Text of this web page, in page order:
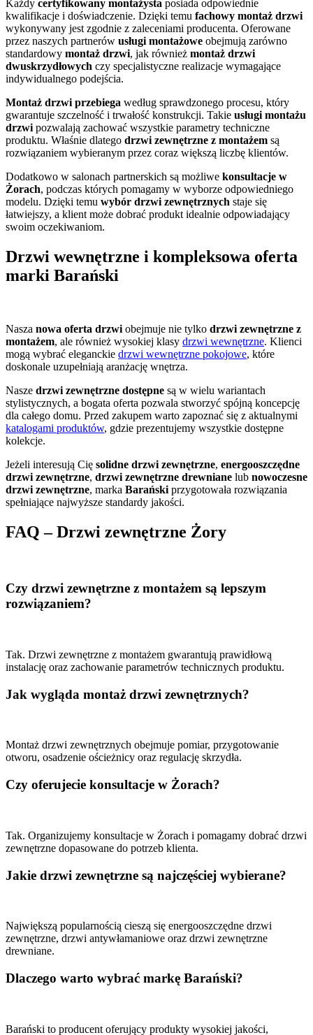
Każdy certyfikowany montażysta posiada odpowiednie
kwalifikacje i doświadczenie. Dzięki temu fachowy montaż drzwi
wykonywany jest zgodnie z zaleceniami producenta. Oferowane
przez naszych partnerów usługi montażowe obejmują zarówno
standardowy montaż drzwi, jak również montaż drzwi
dwuskrzydłowych czy specjalistyczne realizacje wymagające
indywidualnego podejścia.
Montaż drzwi przebiega według sprawdzonego procesu, który
gwarantuje szczelność i trwałość konstrukcji. Takie usługi montażu
drzwi pozwalają zachować wszystkie parametry techniczne
produktu. Właśnie dlatego drzwi zewnętrzne z montażem są
rozwiązaniem wybieranym przez coraz większą liczbę klientów.
Dodatkowo w salonach partnerskich są możliwe konsultacje w
Żorach, podczas których pomagamy w wyborze odpowiedniego
modelu. Dzięki temu wybór drzwi zewnętrznych staje się
łatwiejszy, a klient może dobrać produkt idealnie odpowiadający
swoim oczekiwaniom.
Drzwi wewnętrzne i kompleksowa oferta
marki Barański
Nasza nowa oferta drzwi obejmuje nie tylko drzwi zewnętrzne z
montażem, ale również wysokiej klasy drzwi wewnętrzne. Klienci
mogą wybrać eleganckie drzwi wewnętrzne pokojowe, które
doskonale uzupełniają aranżację wnętrza.
Nasze drzwi zewnętrzne dostępne są w wielu wariantach
stylistycznych, a bogata oferta pozwala stworzyć spójną koncepcję
dla całego domu. Przed zakupem warto zapoznać się z aktualnymi
katalogami produktów, gdzie prezentujemy wszystkie dostępne
kolekcje.
Jeżeli interesują Cię solidne drzwi zewnętrzne, energooszczędne
drzwi zewnętrzne, drzwi zewnętrzne drewniane lub nowoczesne
drzwi zewnętrzne, marka Barański przygotowała rozwiązania
spełniające najwyższe standardy jakości.
FAQ – Drzwi zewnętrzne Żory
Czy drzwi zewnętrzne z montażem są lepszym
rozwiązaniem?
Tak. Drzwi zewnętrzne z montażem gwarantują prawidłową
instalację oraz zachowanie parametrów technicznych produktu.
Jak wygląda montaż drzwi zewnętrznych?
Montaż drzwi zewnętrznych obejmuje pomiar, przygotowanie
otworu, osadzenie ościeżnicy oraz regulację skrzydła.
Czy oferujecie konsultacje w Żorach?
Tak. Organizujemy konsultacje w Żorach i pomagamy dobrać drzwi
zewnętrzne dopasowane do potrzeb klienta.
Jakie drzwi zewnętrzne są najczęściej wybierane?
Największą popularnością cieszą się energooszczędne drzwi
zewnętrzne, drzwi antywłamaniowe oraz drzwi zewnętrzne
drewniane.
Dlaczego warto wybrać markę Barański?
Barański to producent oferujący produkty wysokiej jakości,